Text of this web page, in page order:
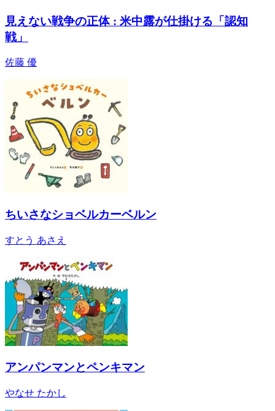
見えない戦争の正体 : 米中露が仕掛ける「認知
戦」
佐藤 優
ちいさなショベルカーベルン
すとう あさえ
アンパンマンとペンキマン
やなせ たかし